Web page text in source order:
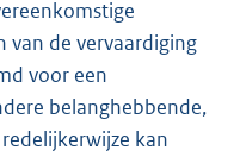
van de vervaardiging
voor een
belanghebbende,
kan